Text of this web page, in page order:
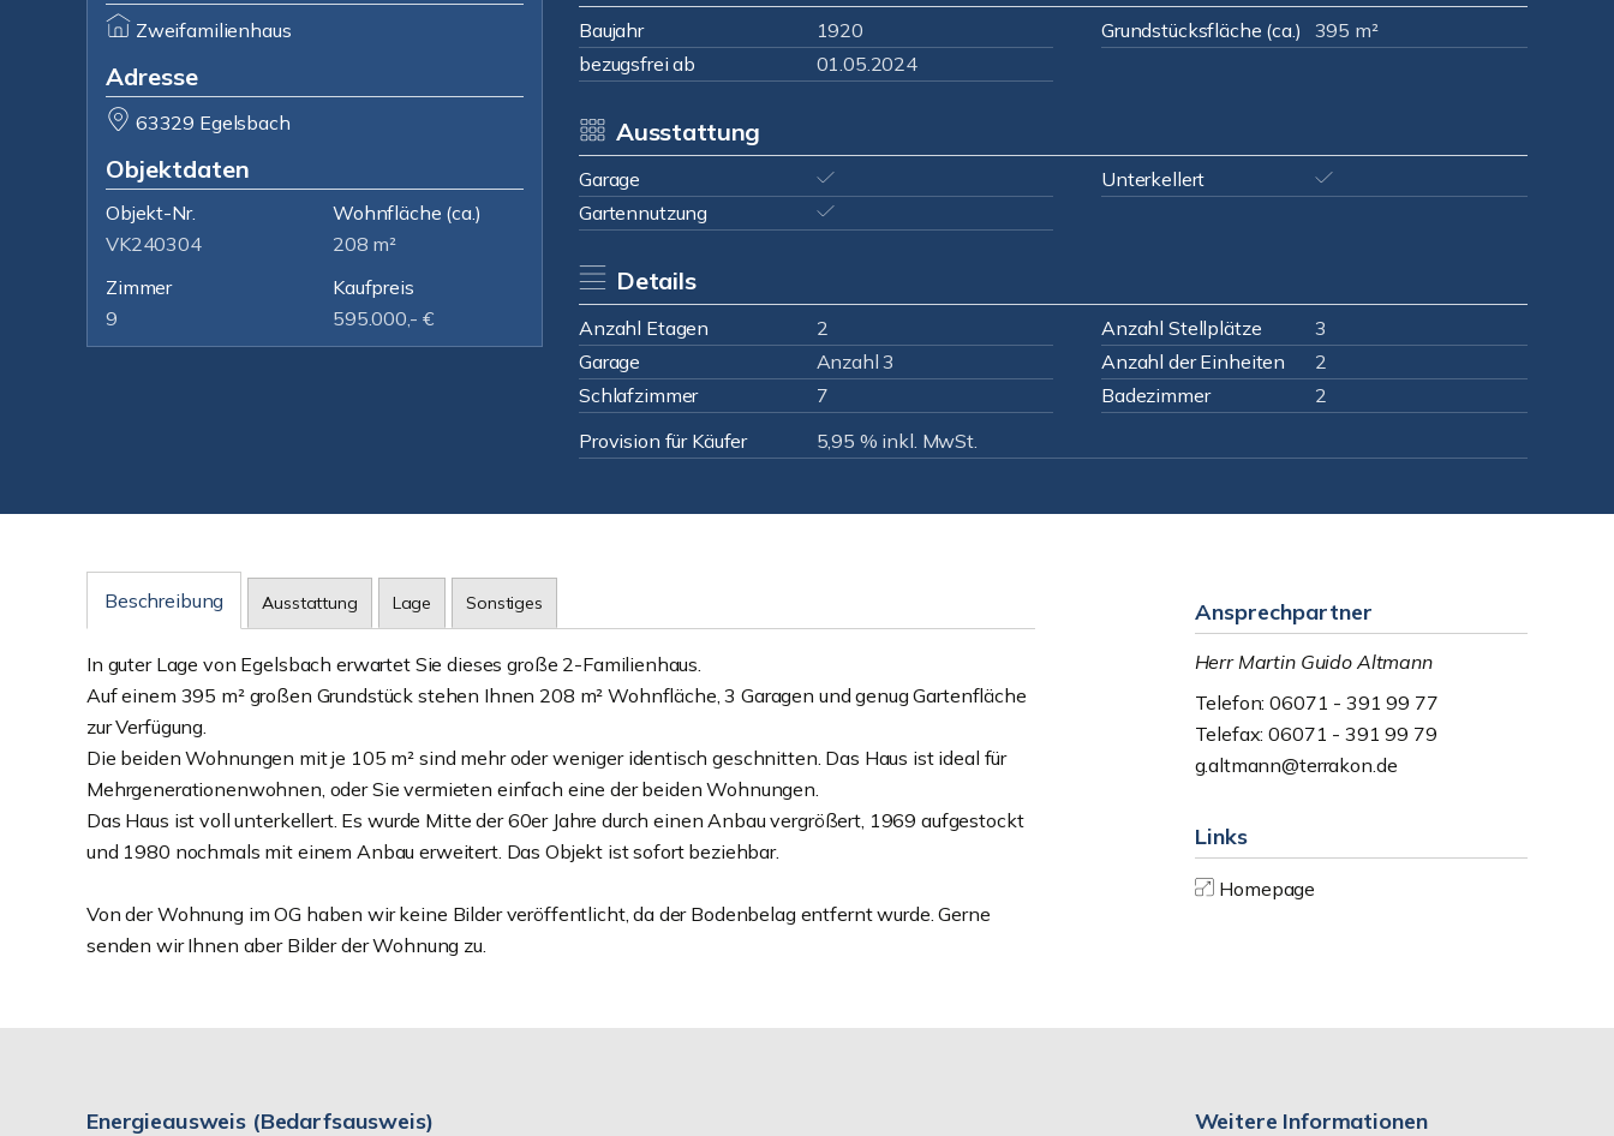
Zweifamilienhaus
Adresse
63329 Egelsbach
Objektdaten
Objekt-Nr.
VK240304
Wohnfläche (ca.)
208 m²
Zimmer
9
Kaufpreis
595.000,- €
Baujahr 1920 Grundstücksfläche (ca.)
395 m²
bezugsfrei ab
01.05.2024
Ausstattung
Garage
Unterkellert
Gartennutzung
Details
Anzahl Etagen 2 Anzahl Stellplätze
3
Garage
Anzahl 3 Anzahl der Einheiten
2
Schlafzimmer
7 Badezimmer
2
Provision für Käufer
5,95 % inkl. MwSt.
Beschreibung Ausstattung Lage Sonstiges
In guter Lage von Egelsbach erwartet Sie dieses große 2-Familienhaus.
Auf einem 395 m² großen Grundstück stehen Ihnen 208 m² Wohnfläche, 3 Garagen und genug Gartenfläche
zur Verfügung.
Die beiden Wohnungen mit je 105 m² sind mehr oder weniger identisch geschnitten. Das Haus ist ideal für
Mehrgenerationenwohnen, oder Sie vermieten einfach eine der beiden Wohnungen.
Das Haus ist voll unterkellert. Es wurde Mitte der 60er Jahre durch einen Anbau vergrößert, 1969 aufgestockt
und 1980 nochmals mit einem Anbau erweitert. Das Objekt ist sofort beziehbar.
Von der Wohnung im OG haben wir keine Bilder veröffentlicht, da der Bodenbelag entfernt wurde. Gerne
senden wir Ihnen aber Bilder der Wohnung zu.
Ansprechpartner
Herr Martin Guido Altmann
Telefon: 06071 - 391 99 77
Telefax: 06071 - 391 99 79
g.altmann@terrakon.de
Links
Homepage
Energieausweis (Bedarfsausweis) Weitere Informationen